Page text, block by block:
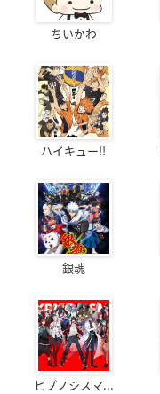
ちいかわ
ハイキュー!!
銀魂
ヒプノシスマ...